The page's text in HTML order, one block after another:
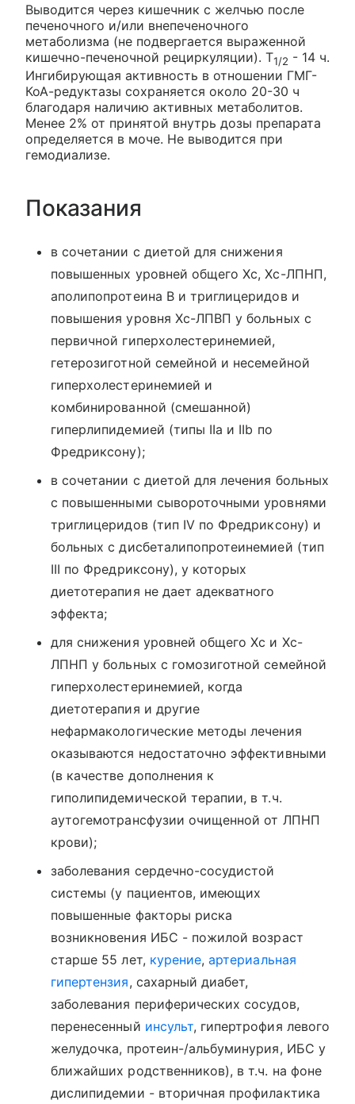
Выводится через кишечник с желчью после
печеночного и/или внепеченочного
метаболизма (не подвергается выраженной
кишечно-печеночной рециркуляции). T1/2 - 14 ч.
Ингибирующая активность в отношении ГМГ-
КоА-редуктазы сохраняется около 20-30 ч
благодаря наличию активных метаболитов.
Менее 2% от принятой внутрь дозы препарата
определяется в моче. Не выводится при
гемодиализе.
Показания
в сочетании с диетой для снижения
повышенных уровней общего Хс, Хс-ЛПНП,
аполипопротеина В и триглицеридов и
повышения уровня Хс-ЛПВП у больных с
первичной гиперхолестеринемией,
гетерозиготной семейной и несемейной
гиперхолестеринемией и
комбинированной (смешанной)
гиперлипидемией (типы IIa и IIb по
Фредриксону);
в сочетании с диетой для лечения больных
с повышенными сывороточными уровнями
триглицеридов (тип IV по Фредриксону) и
больных с дисбеталипопротеинемией (тип
III по Фредриксону), у которых
диетотерапия не дает адекватного
эффекта;
для снижения уровней общего Хс и Хс-
ЛПНП у больных с гомозиготной семейной
гиперхолестеринемией, когда
диетотерапия и другие
нефармакологические методы лечения
оказываются недостаточно эффективными
(в качестве дополнения к
гиполипидемической терапии, в т.ч.
аутогемотрансфузии очищенной от ЛПНП
крови);
заболевания сердечно-сосудистой
системы (у пациентов, имеющих
повышенные факторы риска
возникновения ИБС - пожилой возраст
старше 55 лет, курение,артериальная
гипертензия, сахарный диабет,
заболевания периферических сосудов,
перенесенный инсульт, гипертрофия левого
желудочка, протеин-/альбуминурия, ИБС у
ближайших родственников), в т.ч. на фоне
дислипидемии - вторичная профилактика